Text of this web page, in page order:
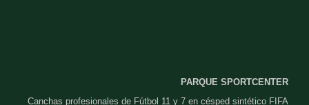
PARQUE SPORTCENTER
Canchas profesionales de Fútbol 11 y 7 en césped sintético FIFA